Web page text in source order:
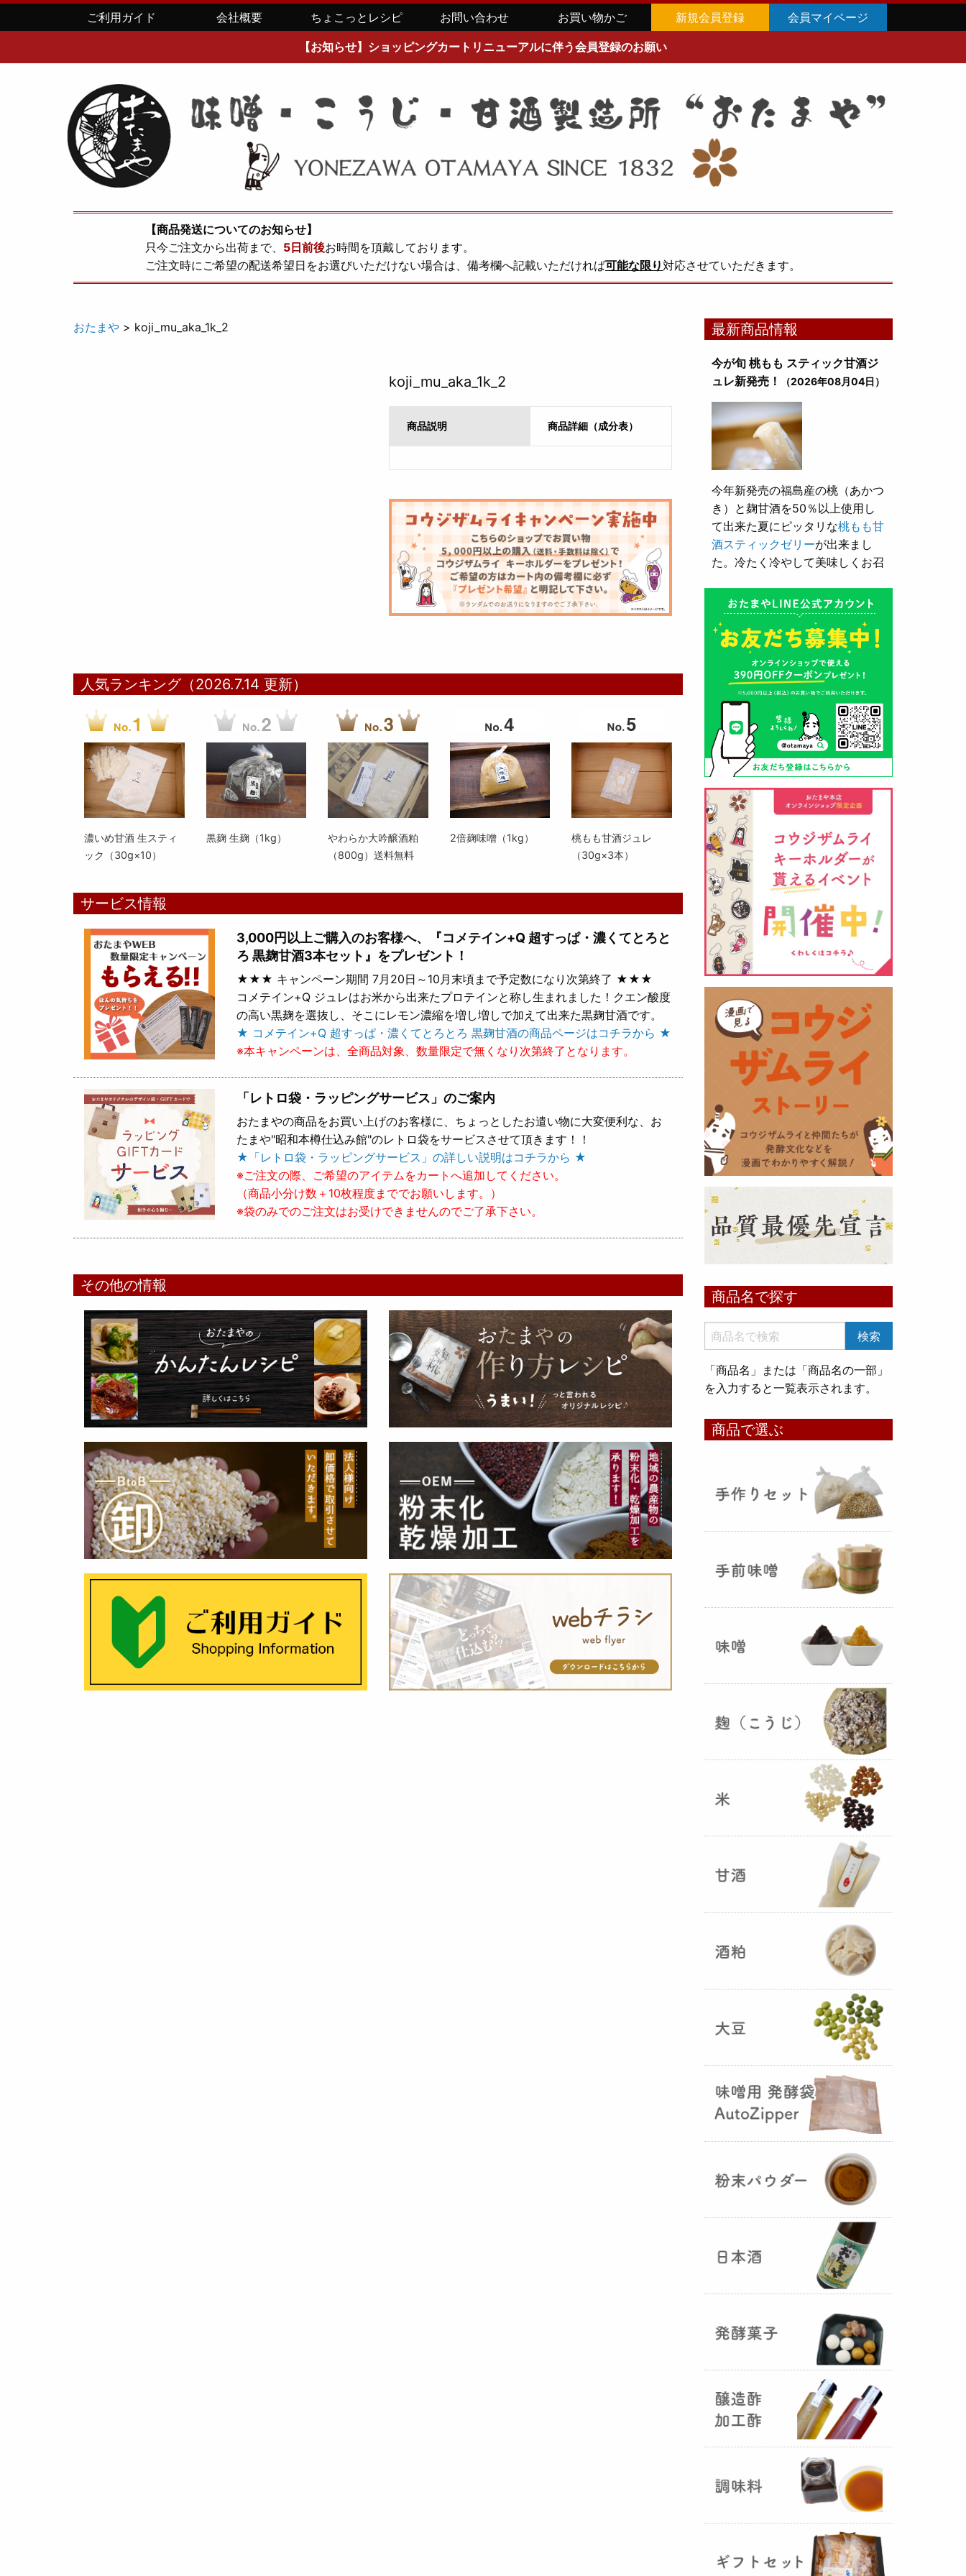
ご利用ガイド 会社概要 ちょこっとレシピ お問い合わせ お買い物かご 新規会員登録 会員マイページ
【お知らせ】ショッピングカートリニューアルに伴う会員登録のお願い
【商品発送についてのお知らせ】
只今ご注文から出荷まで、 5日前後お時間を頂戴しております。
ご注文時にご希望の配送希望日をお選びいただけない場合は、備考欄へ記載いただければ可能な限り対応させていただきます。
おたまや > koji_mu_aka_1k_2
koji_mu_aka_1k_2
商品説明 商品詳細（成分表）
人気ランキング（2026.7.14 更新）
濃いめ甘酒 生スティ
ック（30g×10）
黒麹 生麹（1kg）
やわらか大吟醸酒粕
（800g）送料無料
2倍麹味噌（1kg）
桃もも甘酒ジュレ
（30g×3本）
サービス情報
3,000円以上ご購入のお客様へ、『コメテイン+Q 超すっぱ・濃くてとろと
ろ 黒麹甘酒3本セット』をプレゼント！
★★★ キャンペーン期間 7月20日～10月末頃まで予定数になり次第終了 ★★★
コメテイン+Q ジュレはお米から出来たプロテインと称し生まれました！クエン酸度
の高い黒麹を選抜し、そこにレモン濃縮を増し増しで加えて出来た黒麹甘酒です。
★ コメテイン+Q 超すっぱ・濃くてとろとろ 黒麹甘酒の商品ページはコチラから ★
※本キャンペーンは、全商品対象、数量限定で無くなり次第終了となります。
「レトロ袋・ラッピングサービス」のご案内
おたまやの商品をお買い上げのお客様に、ちょっとしたお遣い物に大変便利な、お
たまや"昭和本樽仕込み館"のレトロ袋をサービスさせて頂きます！！
★「レトロ袋・ラッピングサービス」の詳しい説明はコチラから ★
※ご注文の際、ご希望のアイテムをカートへ追加してください。
（商品小分け数＋10枚程度まででお願いします。）
※袋のみでのご注文はお受けできませんのでご了承下さい。
その他の情報
最新商品情報
今が旬 桃もも スティック甘酒ジ
ュレ新発売！
（2026年08月04日）
今年新発売の福島産の桃（あかつ
き）と麹甘酒を50％以上使用し
て出来た夏にピッタリな桃もも甘
酒スティックゼリーが出来まし
た。冷たく冷やして美味しくお召
とろり漬け込み用酒粕が新発売！
（2026年05月10日）
山形酒蔵の今期新粕を低温でじっ
くりと熟成させて、とろり漬け込
まみをしっかりと引き出して出来
ました。野菜、お魚、お肉等の漬
け込みにどうぞ・・・
クロ黒麹甘酒 スティック新発売
（2026年03月08日）
黒麹の天然クエン酸で運動の為に
最大の機能を発揮出来るよう開発
しました。少しゆるく仕上がりま
したので初回ロット8,000本程度
を訳あり価格で提供します。品質
や栄養価には問題ありませんので
お早めにどうぞ・・・
甘酒 生スティック新発売！
（2025年11月11日）
いめ甘酒 30g』と『オートミー
プをリリース致しました。何処へ
でも持ち運びが出来て、非常に便
利です！
た！（2025年08月12日）
お米5kg貯蔵用アルミ袋が完
成しました！完全オリジナルで特
別な仕様でお米の美味しさをその
ままキープ！酸化防止と長期保存
を可能にしました！
山形さくらんぼ甘酒ゼリー発売
山形のさくらんぼをペーストにし
て、当店の生甘酒と合わせフレッ
シュな酸味の効いたさくらんぼ甘
が出来まし
た。
おたまやジャン 辛味噌発売！
5つの素材だけで出来た辛味
おたまやジャ
』が登場しました！そのままで
も、薬味や調味料を足しても利用
できます。
（2025年02月
国産（熊本産）の大麦に白麹菌を
つけて丁寧に培養して『大麦白
』が完成しました！大麦麹から
の旨みと、白麹から生成される天
然のクエン酸（酸味）が良き製品
を創出してくれることです。塩麹
作りや米麹や大麦麹とブレンドし
ての味噌作りなど、次の食のステ
ージに・・・
R6年 クロ黒麹が出来ました
♪（2025年01月15日）
商品名で探す
「商品名」または「商品名の一部」
を入力すると一覧表示されます。
商品で選ぶ